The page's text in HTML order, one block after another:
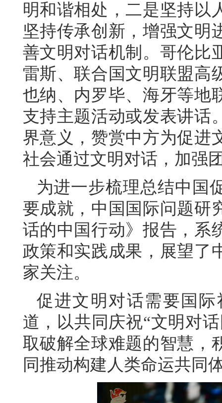
明和谐相处，二是坚持以
坚持传承创新，增强文明
善文明对话机制。哥伦比
雷斯、联合国文明联盟高
也纳、内罗毕、海牙等地
支持主题活动或发表讲话
界意义，赞赏中方为促进
社会通过文明对话，加强
为进一步梳理总结中国
要成就，中国国际问题研
话的中国行动》报告，系
政策和实践成果，展望了
家关注。
促进文明对话需要国
道，以共同庆祝“文明对
取破解全球难题的智慧，
同推动构建人类命运共同